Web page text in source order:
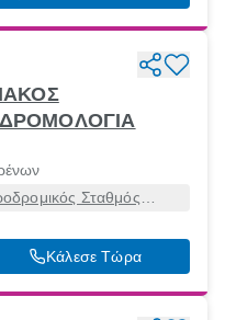
Σταθμός
[Δήμος], Θεσσαλονίκη,
Κάλεσε Τώρα